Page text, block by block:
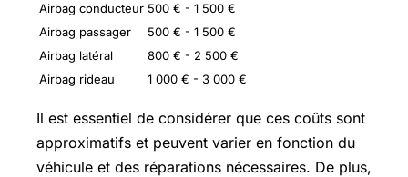
Airbag conducteur 500 € - 1 500 €
Airbag passager
500 € - 1 500 €
Airbag latéral
800 € - 2 500 €
Airbag rideau
1 000 € - 3 000 €
Il est essentiel de considérer que ces coûts sont
approximatifs et peuvent varier en fonction du
véhicule et des réparations nécessaires. De plus,